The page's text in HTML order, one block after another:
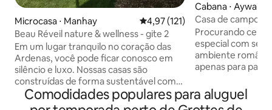
Microcasa ⋅ Manhay 4,97 de uma avaliação média de
4,97 (121)
Beau Réveil nature & wellness - gite 2
Em um lugar tranquilo no coração das
Ardenas, você pode ficar conosco em
silêncio e luxo. Nossas casas são
construídas de forma sustentável com
um acabamento de alta qualidade de
materiais naturais. Temos o prazer de
Cabana ⋅ Aywaille
Casa de campo
jacuzzi e sauna
Procurando
especial com seu
ambiente
apenas para
venha para esta
construída casa
Comodidades populares para aluguel